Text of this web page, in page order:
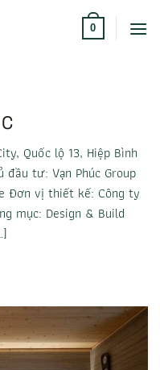
0
Quốc lộ 13, Hiệp Bình
đầu tư: Vạn Phúc Group
Đơn vị thiết kế: Công ty
mục: Design & Build